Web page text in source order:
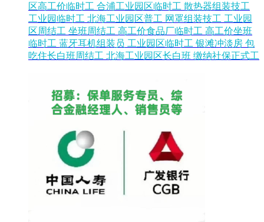
区高工价临时工 合浦工业园区临时工 散热器组装技工
工业园临时工 北海工业园区普工 网罩组装技工 工业园
区周结工 坐班周结工 高工价食品厂临时工 高工价坐班
临时工 蓝牙耳机组装员 工业园区临时工 银滩冲淡房 包
吃住长白班周结工 北海工业园区长白班 缴纳社保正式工